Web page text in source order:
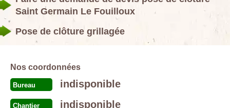
Saint Germain Le Fouilloux
Pose de clôture grillagée
Nos coordonnées
Bureau indisponible
Chantier indisponible